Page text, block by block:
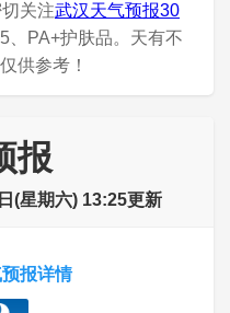
关注武汉天气预报30
、PA+护肤品。天有不
供参考！
报
(星期六) 13:25更新
报详情